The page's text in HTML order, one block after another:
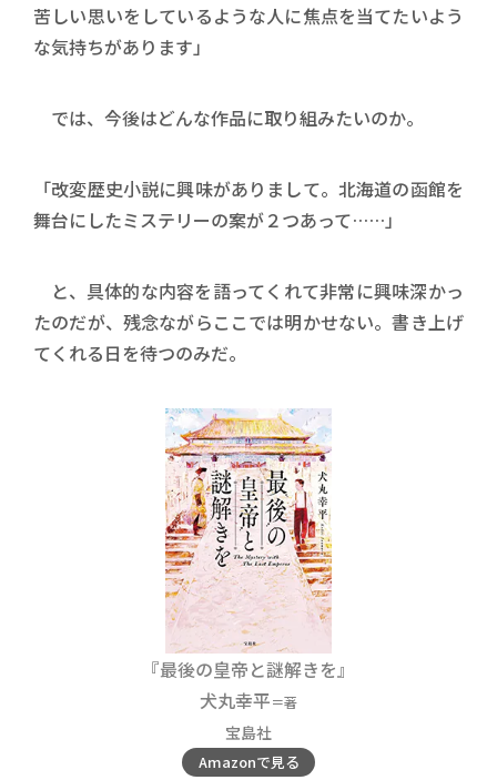
苦しい思いをしているような人に焦点を当てたいよう
な気持ちがあります」
では、今後はどんな作品に取り組みたいのか。
「改変歴史小説に興味がありまして。北海道の函館を
舞台にしたミステリーの案が２つあって……」
と、具体的な内容を語ってくれて非常に興味深かっ
たのだが、残念ながらここでは明かせない。書き上げ
てくれる日を待つのみだ。
『最後の皇帝と謎解きを』
犬丸幸平＝著
宝島社
Amazonで見る